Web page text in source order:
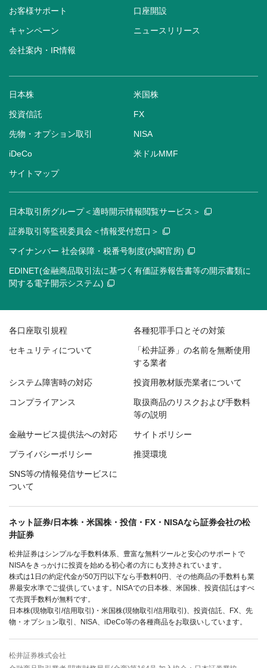
お客様サポート 口座開設
キャンペーン ニュースリリース
会社案内・IR情報
日本株 米国株
投資信託 FX
先物・オプション取引 NISA
iDeCo 米ドルMMF
サイトマップ
日本取引所グループ＜適時開示情報閲覧サービス＞
証券取引等監視委員会＜情報受付窓口＞
マイナンバー 社会保障・税番号制度(内閣官房)
EDINET(金融商品取引法に基づく有価証券報告書等の開示書類に
関する電子開示システム)
各口座取引規程 各種犯罪手口とその対策
セキュリティについて
「松井証券」の名前を無断使用
する業者
システム障害時の対応 投資用教材販売業者について
コンプライアンス
取扱商品のリスクおよび手数料
等の説明
金融サービス提供法への対応 サイトポリシー
プライバシーポリシー 推奨環境
SNS等の情報発信サービスに
ついて
ネット証券/日本株・米国株・投信・FX・NISAなら証券会社の松
井証券
松井証券はシンプルな手数料体系、豊富な無料ツールと安心のサポートで
NISAをきっかけに投資を始める初心者の方にも支持されています。
株式は1日の約定代金が50万円以下なら手数料0円、その他商品の手数料も業
界最安水準でご提供しています。NISAでの日本株、米国株、投資信託はすべ
て売買手数料が無料です。
日本株(現物取引/信用取引)・米国株(現物取引/信用取引)、投資信託、FX、先
物・オプション取引、NISA、iDeCo等の各種商品をお取扱いしています。
松井証券株式会社